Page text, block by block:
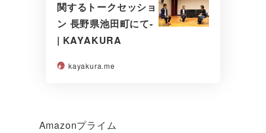
関するトークセッショ
ン 長野県池田町にて-
| KAYAKURA
kayakura.me
Amazonプライム